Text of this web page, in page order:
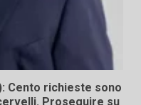
Cento richieste sono
Proseguire su